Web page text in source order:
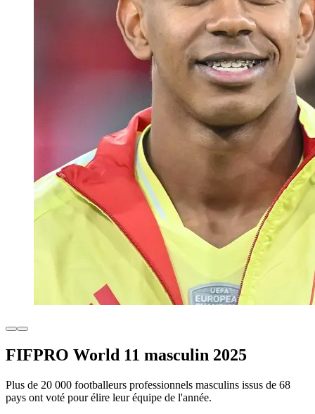
FIFPRO World 11 masculin 2025
Plus de 20 000 footballeurs professionnels masculins issus de 68
pays ont voté pour élire leur équipe de l'année.